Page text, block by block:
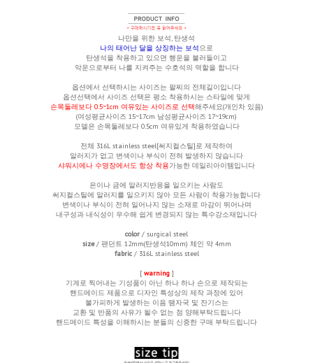
나만을 위한 보석, 탄생석
나의 태어난 달을 상징하는 보석으로
탄생석을 착용하고 있으면 행운을 불러들이고
악운으로부터 나를 지켜주는 수호석의 역할을 합니다
옵션에서 선택하시는 사이즈는 팔찌의 전체길이입니다
옵션선택에서 사이즈 선택은 평소 착용하시는 스타일에 맞게
손목둘레보다 0.5~1cm 여유있는 사이즈로 선택해주세요(개인차 있음)
(여성평균사이즈 15~17cm 남성평균사이즈 17~19cm)
모델은 손목둘레보다 0.5cm 여유있게 착용하였습니다
전체 316L stainless steel[써지컬스틸]로 제작하여
알러지가 없고 변색이나 부식이 전혀 발생하지 않습니다
샤워시에나 수영장에서도 항상 착용가능한 데일리아이템입니다
은이나 금에 알러지반응을 일으키는 사람도
써지컬스틸에 알러지를 일으키지 않아 모든 사람이 착용가능합니다
변색이나 부식이 전혀 일어나지 않는 소재로 마감이 뛰어나며
내구성과 내식성이 우수해 쉽게 변경되지 않는 특수강소재입니다
color / surgical steel
size/ 팬던트 12mm(탄생석10mm) 체인 약 4mm
fabric/ 316L stainless steel
[ warning ]
기계로 찍어내는 기성품이 아닌 하나 하나 손으로 제작되는
핸드메이드 제품으로 디자인 특성상의 제작 과정에 있어
불가피하게 발생하는 이음 땜자국 및 잔기스는
교환 및 반품의 사유가 될수 없는 점 양해부탁드립니다
핸드메이드 특성을 이해하시는 분들의 신중한 구매 부탁드립니다